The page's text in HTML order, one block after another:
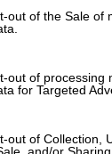
out of the Sale of
out of processing
for Targeted
out of Collection,
and/or
19:08
Ρώσοι